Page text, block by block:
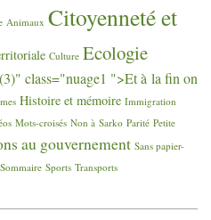
Animaux Citoyenneté et
Culture Ecologie
class="nuage1 ">Et à la fin on
Histoire et mémoire Immigration
Mots-croisés Non à Sarko Parité Petite
au gouvernement Sans papier-
Sommaire Sports Transports